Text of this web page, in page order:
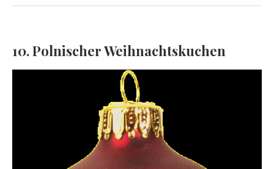
10. Polnischer Weihnachtskuchen